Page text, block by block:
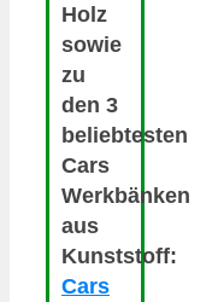
Holz
sowie
zu
den 3
beliebtesten
Cars
Werkbänken
aus
Kunststoff:
Cars